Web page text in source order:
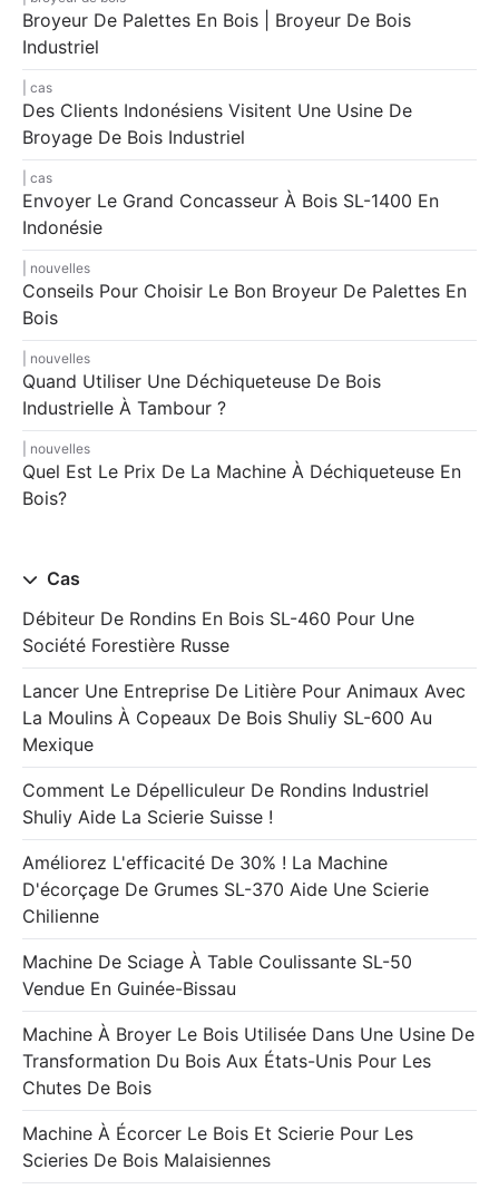
Broyeur De Palettes En Bois | Broyeur De Bois
Industriel
cas
Des Clients Indonésiens Visitent Une Usine De
Broyage De Bois Industriel
cas
Envoyer Le Grand Concasseur À Bois SL-1400 En
Indonésie
nouvelles
Conseils Pour Choisir Le Bon Broyeur De Palettes En
Bois
nouvelles
Quand Utiliser Une Déchiqueteuse De Bois
Industrielle À Tambour ?
nouvelles
Quel Est Le Prix De La Machine À Déchiqueteuse En
Bois?
Cas
Débiteur De Rondins En Bois SL-460 Pour Une
Société Forestière Russe
Lancer Une Entreprise De Litière Pour Animaux Avec
La Moulins À Copeaux De Bois Shuliy SL-600 Au
Mexique
Comment Le Dépelliculeur De Rondins Industriel
Shuliy Aide La Scierie Suisse !
Améliorez L'efficacité De 30% ! La Machine
D'écorçage De Grumes SL-370 Aide Une Scierie
Chilienne
Machine De Sciage À Table Coulissante SL-50
Vendue En Guinée-Bissau
Machine À Broyer Le Bois Utilisée Dans Une Usine De
Transformation Du Bois Aux États-Unis Pour Les
Chutes De Bois
Machine À Écorcer Le Bois Et Scierie Pour Les
Scieries De Bois Malaisiennes